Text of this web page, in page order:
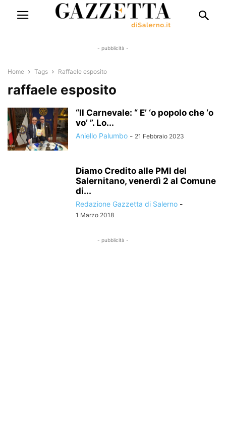
- pubblicità -
Home Tags Raffaele esposito
raffaele esposito
“Il Carnevale: “ E’ ‘o popolo che ‘o
vo’ ”. Lo...
Aniello Palumbo - 21 Febbraio 2023
Diamo Credito alle PMI del
Salernitano, venerdì 2 al Comune
di...
Redazione Gazzetta di Salerno -
1 Marzo 2018
- pubblicità -